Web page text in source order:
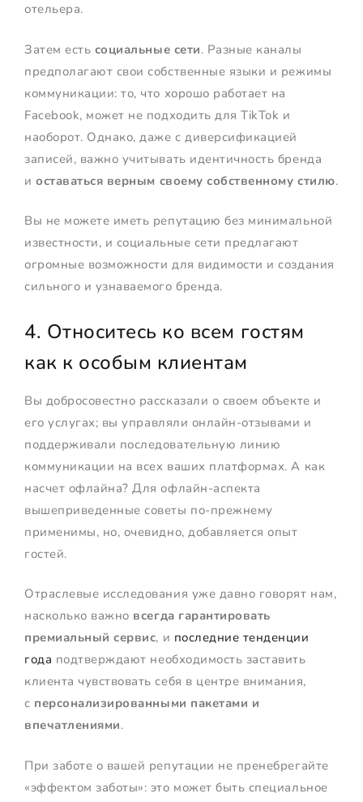
отельера.
Затем есть социальные сети. Разные каналы
предполагают свои собственные языки и режимы
коммуникации: то, что хорошо работает на
Facebook, может не подходить для TikTok и
наоборот. Однако, даже с диверсификацией
записей, важно учитывать идентичность бренда
иоставаться верным своему собственному стилю.
Вы не можете иметь репутацию без минимальной
известности, и социальные сети предлагают
огромные возможности для видимости и создания
сильного и узнаваемого бренда.
4. Относитесь ко всем гостям
как к особым клиентам
Вы добросовестно рассказали о своем объекте и
его услугах; вы управляли онлайн-отзывами и
поддерживали последовательную линию
коммуникации на всех ваших платформах. А как
насчет офлайна? Для офлайн-аспекта
вышеприведенные советы по-прежнему
применимы, но, очевидно, добавляется опыт
гостей.
Отраслевые исследования уже давно говорят нам,
насколько важно всегда гарантировать
премиальный сервис, и последние тенденции
года подтверждают необходимость заставить
клиента чувствовать себя в центре внимания,
с персонализированными пакетами и
впечатлениями.
При заботе о вашей репутации не пренебрегайте
«эффектом заботы»: это может быть специальное